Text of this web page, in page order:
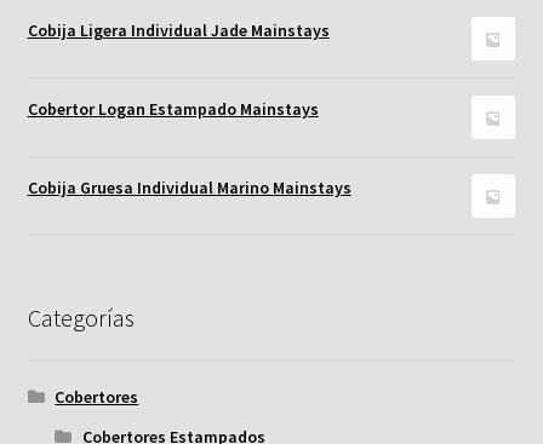
Cobija Ligera Individual Jade Mainstays
Cobertor Logan Estampado Mainstays
Cobija Gruesa Individual Marino Mainstays
Categorías
Cobertores
Cobertores Estampados